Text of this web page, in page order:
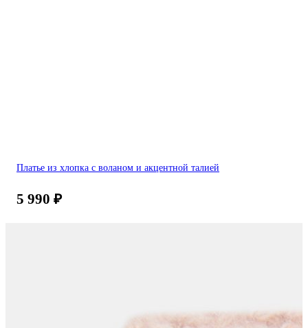
Платье из хлопка с воланом и акцентной талией
5 990 ₽